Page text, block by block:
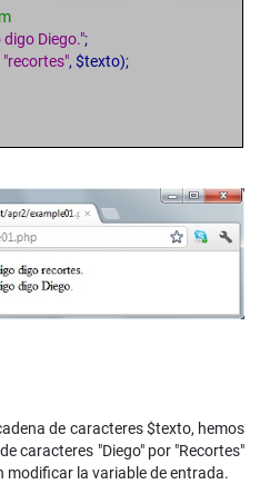
digo Diego.";
"recortes", $texto);
de caracteres $texto, hemos
caracteres "Diego" por "Recortes"
modificar la variable de entrada.